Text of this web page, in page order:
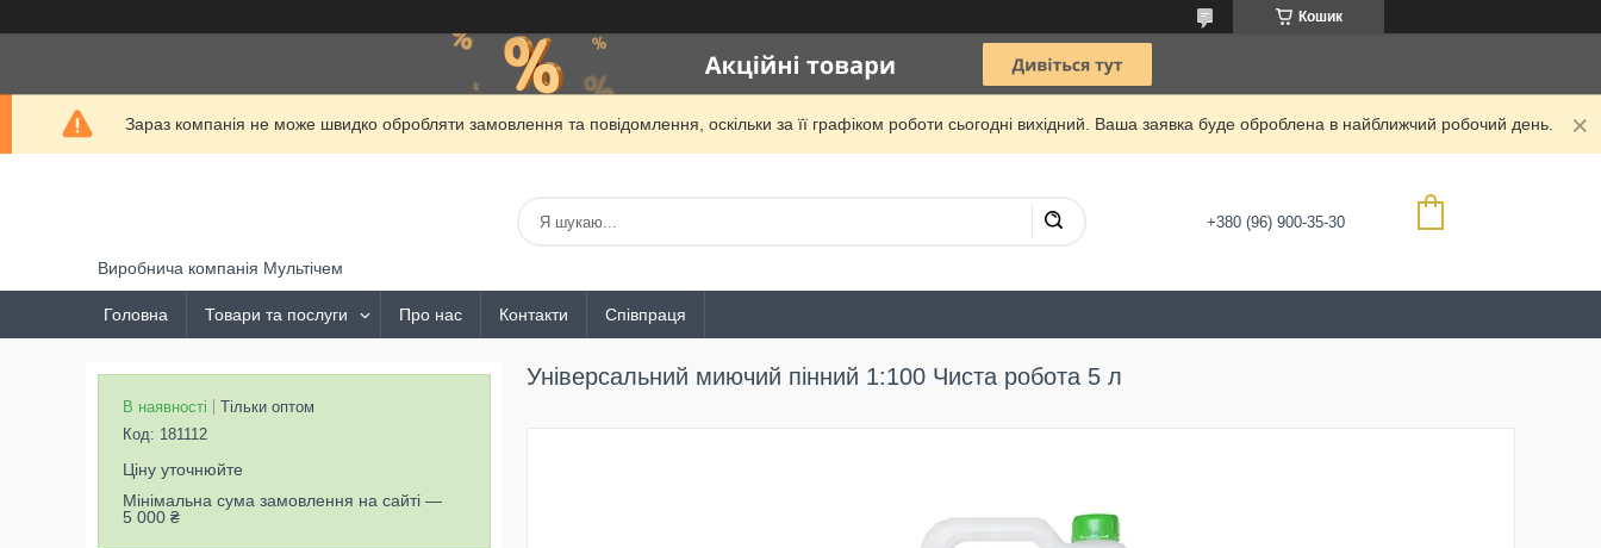
Кошик
Зараз компанія не може швидко обробляти замовлення та повідомлення, оскільки за її графіком роботи сьогодні вихідний. Ваша заявка буде оброблена в найближчий робочий день.
Виробнича компанія Мультічем
+380 (96) 900-35-30
Головна Товари та послуги Про нас Контакти Співпраця
Універсальний миючий пінний 1:100 Чиста робота 5 л
В наявності
Тільки оптом
Код: 181112
Ціну уточнюйте
Мінімальна сума замовлення на сайті —
5 000 ₴